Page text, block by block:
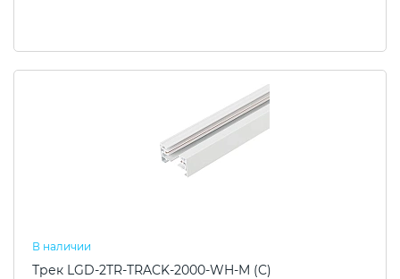
В наличии
Трек LGD-2TR-TRACK-2000-WH-M (C)